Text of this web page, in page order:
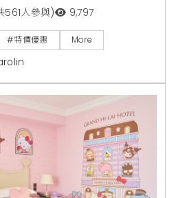
月17日23:59，官網、APP全
數量有限，歡迎有出國規劃
網 https://www.starlux-
tw/starlux-online-travel-
561人參與) 9,797
#特價優惠 More